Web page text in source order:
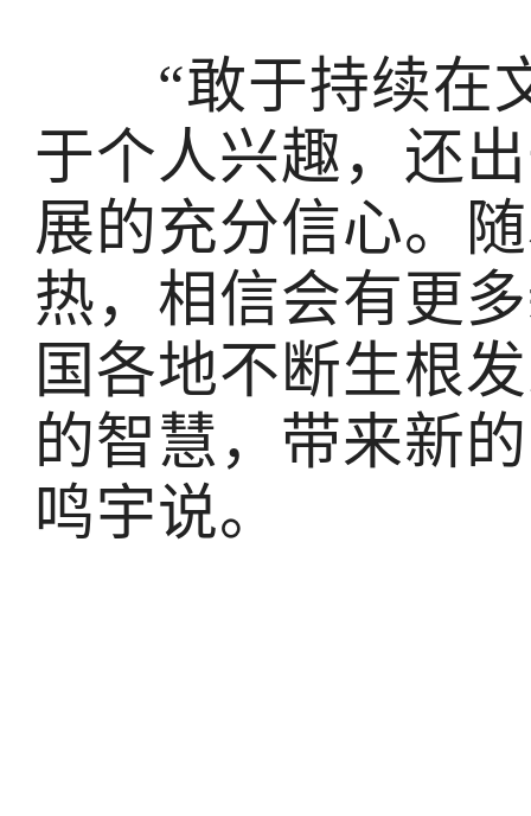
“敢于持续在文
于个人兴趣，还
展的充分信心。
热，相信会有更
国各地不断生根
的智慧，带来新
鸣宇说。